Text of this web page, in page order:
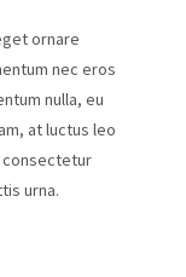
ornare
nec eros
nulla, eu
at luctus leo
consectetur
urna.